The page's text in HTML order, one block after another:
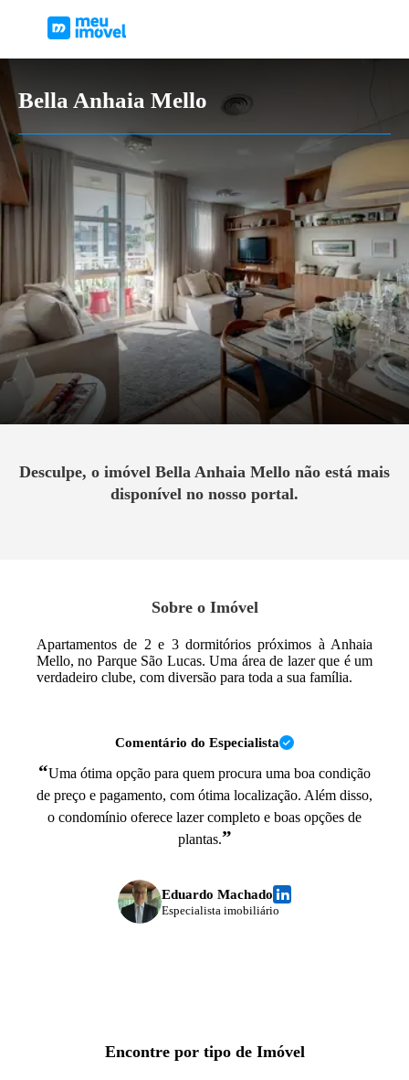
Bella Anhaia Mello
Desculpe, o imóvel Bella Anhaia Mello não está mais
disponível no nosso portal.
Sobre o Imóvel
Apartamentos de 2 e 3 dormitórios próximos à Anhaia
Mello, no Parque São Lucas. Uma área de lazer que é um
verdadeiro clube, com diversão para toda a sua família.
Comentário do Especialista
“Uma ótima opção para quem procura uma boa condição
de preço e pagamento, com ótima localização. Além disso,
o condomínio oferece lazer completo e boas opções de
plantas.”
Eduardo Machado
Especialista imobiliário
Encontre por tipo de Imóvel